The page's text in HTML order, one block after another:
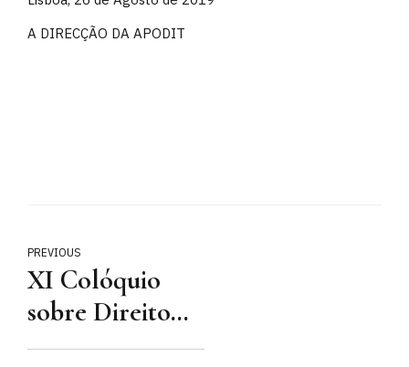
A DIRECÇÃO DA APODIT
PREVIOUS
XI Colóquio
sobre Direito
do Trabalho do